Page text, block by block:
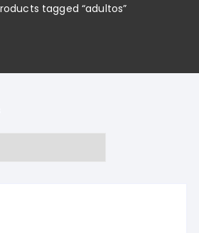
tagged “adultos”